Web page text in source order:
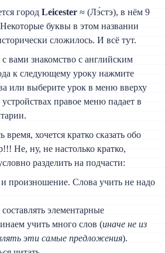
город Leicester ≈ (Лэ́стэ), в нём 9
Некоторые буквы в этом названии
сложилось. И всё тут.
вами знакомство с английским
к следующему уроку нажмите
или выберите урок в меню вверху
правое меню падает в
время, хочется кратко сказать обо
Не, ну, не настолько кратко,
разделить на подчасти:
произношение. Слова учить не надо
элементарные
учить много слов (иначе не из
эти самые предложения).